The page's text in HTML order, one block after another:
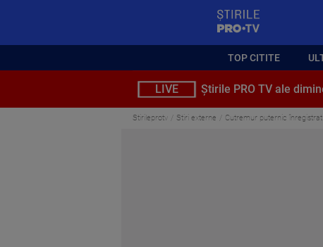
TOP CITITE
LIVE Știrile PRO TV ale
Stirileprotv Stiri externe Cutremur puternic